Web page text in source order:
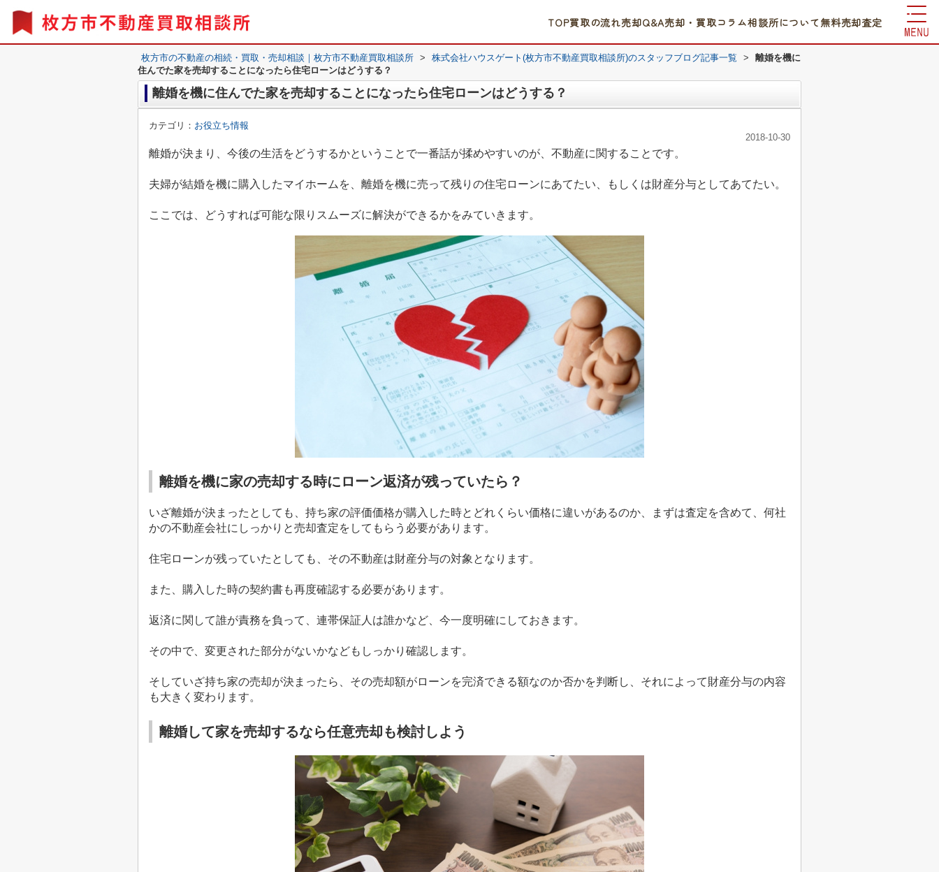
TOP買取の流れ売却Q&A売却・買取コラム相談所について 無料売却査定
枚方市の不動産の相続・買取・売却相談｜枚方市不動産買取相談所 > 株式会社ハウスゲート(枚方市不動産買取相談所)のスタッフブログ記事一覧 >
離婚を機に
住んでた家を売却することになったら住宅ローンはどうする？
離婚を機に住んでた家を売却することになったら住宅ローンはどうする？
カテゴリ： お役立ち情報
2018-10-30
離婚が決まり、今後の生活をどうするかということで一番話が揉めやすいのが、不動産に関することです。
夫婦が結婚を機に購入したマイホームを、離婚を機に売って残りの住宅ローンにあてたい、もしくは財産分与としてあてたい。
ここでは、どうすれば可能な限りスムーズに解決ができるかをみていきます。
離婚を機に家の売却する時にローン返済が残っていたら？
いざ離婚が決まったとしても、持ち家の評価価格が購入した時とどれくらい価格に違いがあるのか、まずは査定を含めて、何社
かの不動産会社にしっかりと売却査定をしてもらう必要があります。
住宅ローンが残っていたとしても、その不動産は財産分与の対象となります。
また、購入した時の契約書も再度確認する必要があります。
返済に関して誰が責務を負って、連帯保証人は誰かなど、今一度明確にしておきます。
その中で、変更された部分がないかなどもしっかり確認します。
そしていざ持ち家の売却が決まったら、その売却額がローンを完済できる額なのか否かを判断し、それによって財産分与の内容
も大きく変わります。
離婚して家を売却するなら任意売却も検討しよう